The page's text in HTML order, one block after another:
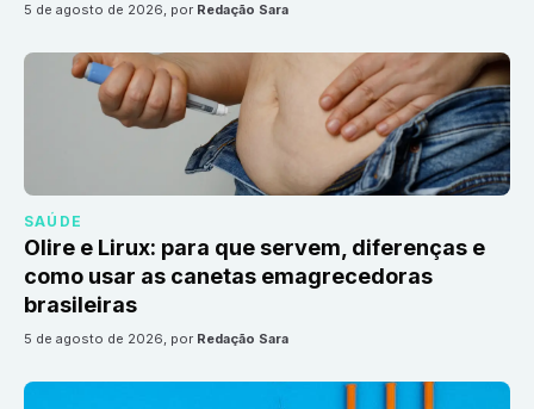
5 de agosto de 2026, por Redação Sara
SAÚDE
Olire e Lirux: para que servem, diferenças e
como usar as canetas emagrecedoras
brasileiras
5 de agosto de 2026, por Redação Sara